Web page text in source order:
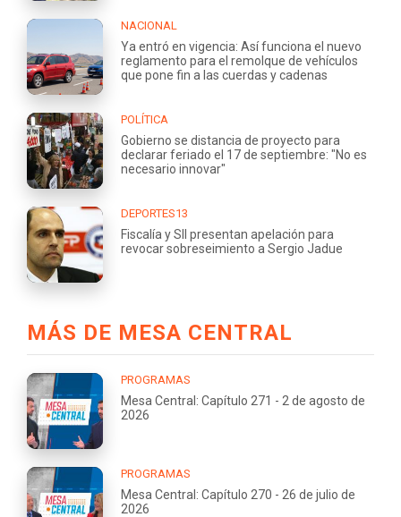
NACIONAL
Ya entró en vigencia: Así funciona el nuevo
reglamento para el remolque de vehículos
que pone fin a las cuerdas y cadenas
POLÍTICA
Gobierno se distancia de proyecto para
declarar feriado el 17 de septiembre: "No es
necesario innovar"
DEPORTES13
Fiscalía y SII presentan apelación para
revocar sobreseimiento a Sergio Jadue
MÁS DE MESA CENTRAL
PROGRAMAS
Mesa Central: Capítulo 271 - 2 de agosto de
2026
PROGRAMAS
Mesa Central: Capítulo 270 - 26 de julio de
2026